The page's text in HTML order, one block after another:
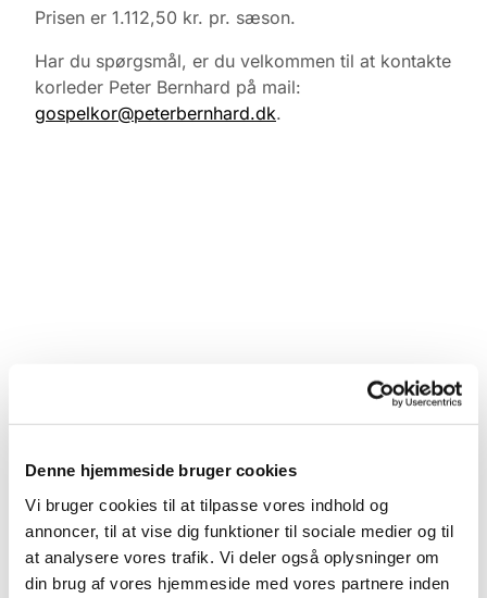
Denne hjemmeside bruger cookies
Vi bruger cookies til at tilpasse vores indhold og
annoncer, til at vise dig funktioner til sociale medier og til
at analysere vores trafik. Vi deler også oplysninger om
din brug af vores hjemmeside med vores partnere inden
Prisen er 1.112,50 kr. pr. sæson.
Har du spørgsmål, er du velkommen til at kontakte
korleder Peter Bernhard på mail:
gospelkor@peterbernhard.dk.